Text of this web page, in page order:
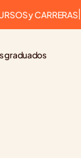
y CARRERAS
graduados